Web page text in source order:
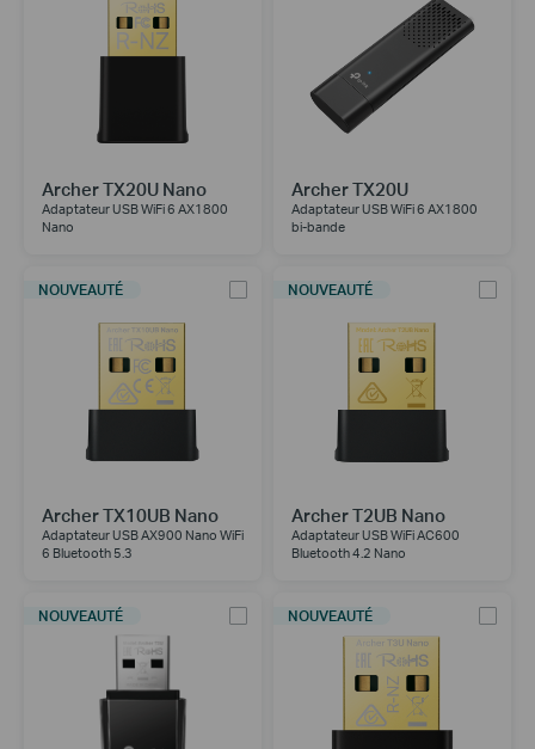
Archer TX20U Nano
Adaptateur USB WiFi 6 AX1800
Nano
Archer TX20U
Adaptateur USB WiFi 6 AX1800
bi-bande
NOUVEAUTÉ
Archer TX10UB Nano
Adaptateur USB AX900 Nano WiFi
6 Bluetooth 5.3
NOUVEAUTÉ
Archer T2UB Nano
Adaptateur USB WiFi AC600
Bluetooth 4.2 Nano
NOUVEAUTÉ NOUVEAUTÉ